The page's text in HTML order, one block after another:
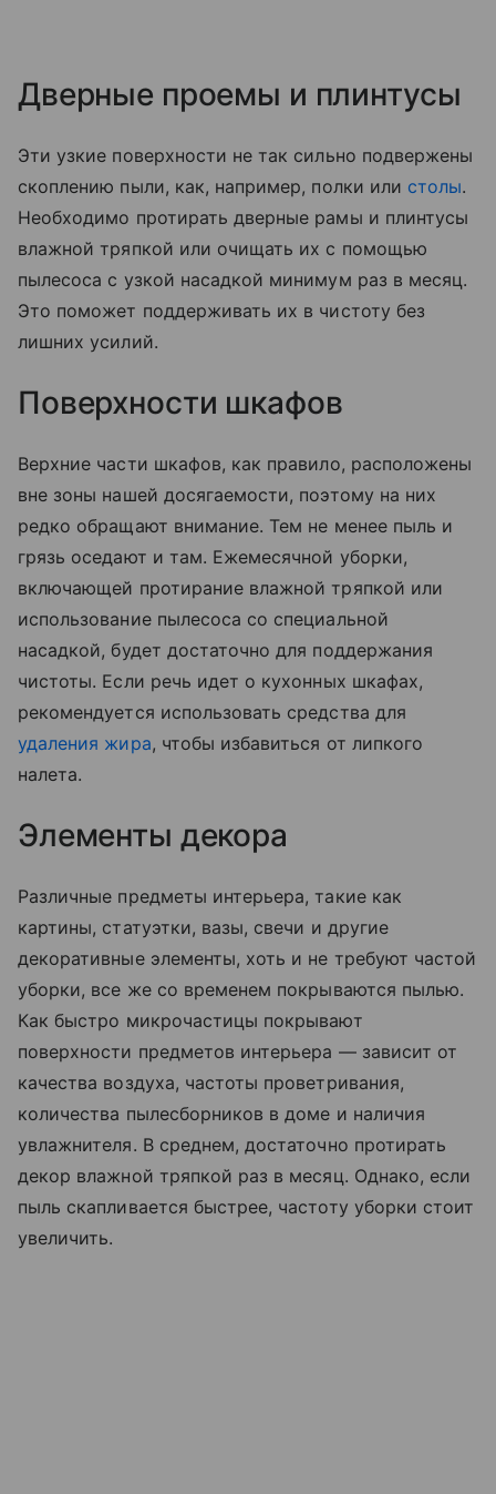
Дверные проемы и плинтусы
Эти узкие поверхности не так сильно подвержены
скоплению пыли, как, например, полки или столы.
Необходимо протирать дверные рамы и плинтусы
влажной тряпкой или очищать их с помощью
пылесоса с узкой насадкой минимум раз в месяц.
Это поможет поддерживать их в чистоту без
лишних усилий.
Поверхности шкафов
Верхние части шкафов, как правило, расположены
вне зоны нашей досягаемости, поэтому на них
редко обращают внимание. Тем не менее пыль и
грязь оседают и там. Ежемесячной уборки,
включающей протирание влажной тряпкой или
использование пылесоса со специальной
насадкой, будет достаточно для поддержания
чистоты. Если речь идет о кухонных шкафах,
рекомендуется использовать средства для
удаления жира, чтобы избавиться от липкого
налета.
Элементы декора
Различные предметы интерьера, такие как
картины, статуэтки, вазы, свечи и другие
декоративные элементы, хоть и не требуют частой
уборки, все же со временем покрываются пылью.
Как быстро микрочастицы покрывают
поверхности предметов интерьера — зависит от
качества воздуха, частоты проветривания,
количества пылесборников в доме и наличия
увлажнителя. В среднем, достаточно протирать
декор влажной тряпкой раз в месяц. Однако, если
пыль скапливается быстрее, частоту уборки стоит
увеличить.